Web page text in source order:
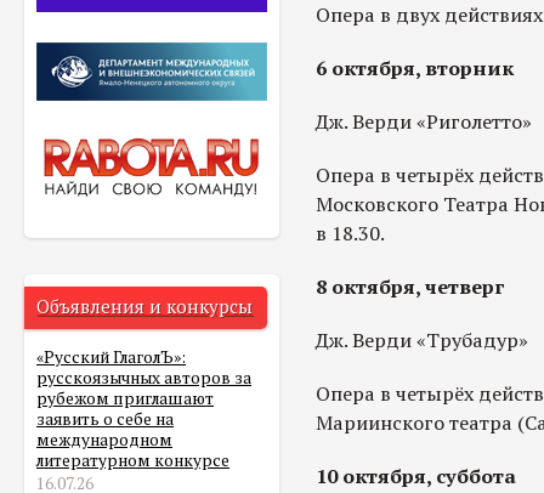
Объявления и конкурсы
«Русский ГлаголЪ»:
русскоязычных авторов за
рубежом приглашают
заявить о себе на
международном
литературном конкурсе
16.07.26
Опера в двух
6 октября, вторник
Дж. Верди «Риголетто»
Опера в четырёх
Московского Театра
в 18.30.
8 октября, четверг
Дж. Верди «Трубадур»
Опера в четырёх
Мариинского театра
10 октября, суббота